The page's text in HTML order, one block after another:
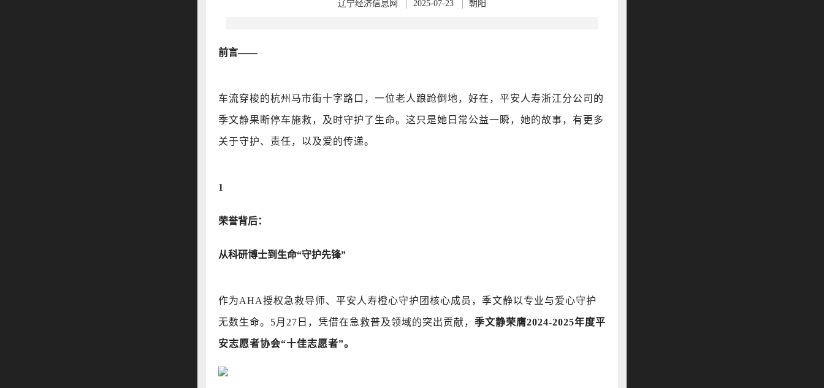
辽宁经济信息网 2025-07-23 朝阳
前言——
车流穿梭的杭州马市街十字路口，一位老人踉跄倒地，好在，平安人寿浙江分公司的
季文静果断停车施救，及时守护了生命。这只是她日常公益一瞬，她的故事，有更多
关于守护、责任，以及爱的传递。
1
荣誉背后：
从科研博士到生命“守护先锋”
作为AHA授权急救导师、平安人寿橙心守护团核心成员，季文静以专业与爱心守护
无数生命。5月27日，凭借在急救普及领域的突出贡献， 季文静荣膺2024-2025年度平
安志愿者协会“十佳志愿者”。